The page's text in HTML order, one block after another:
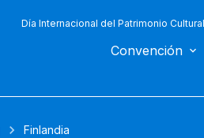
Día Internacional del Patrimonio
Convención
Finlandia